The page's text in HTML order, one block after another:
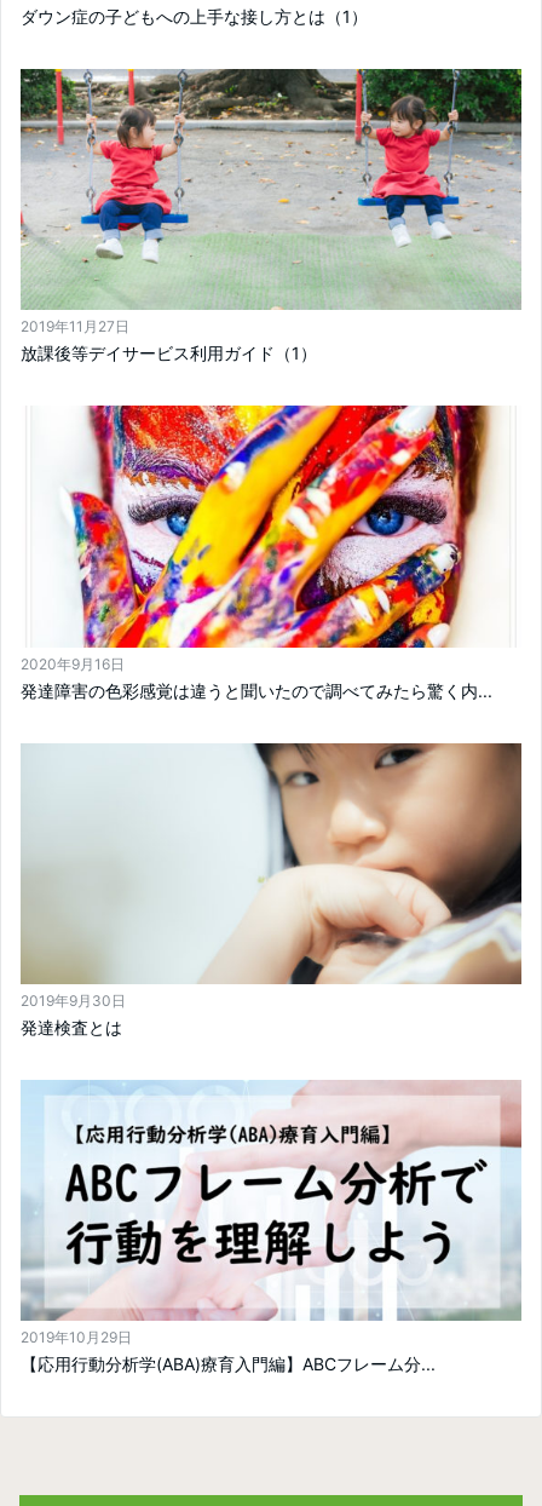
ダウン症の子どもへの上手な接し方とは（1）
2019年11月27日
放課後等デイサービス利用ガイド（1）
2020年9月16日
発達障害の色彩感覚は違うと聞いたので調べてみたら驚く内...
2019年9月30日
発達検査とは
2019年10月29日
【応用行動分析学(ABA)療育入門編】ABCフレーム分...